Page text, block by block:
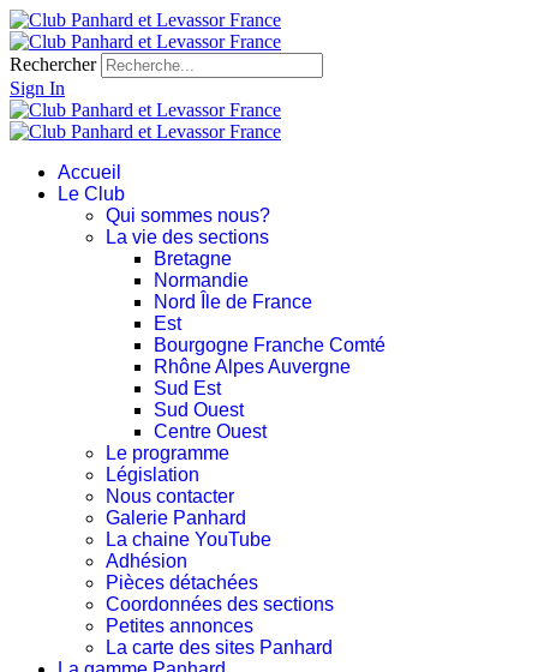
Rechercher
Sign In
Accueil
Le Club
Qui sommes nous?
La vie des sections
Bretagne
Normandie
Nord Île de France
Est
Bourgogne Franche Comté
Rhône Alpes Auvergne
Sud Est
Sud Ouest
Centre Ouest
Le programme
Législation
Nous contacter
Galerie Panhard
La chaine YouTube
Adhésion
Pièces détachées
Coordonnées des sections
Petites annonces
La carte des sites Panhard